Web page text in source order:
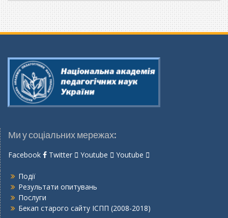
Ми у соціальних мережах:
Facebook Twitter Youtube Youtube
Події
Результати опитувань
Послуги
Бекап старого сайту ІСПП (2008-2018)